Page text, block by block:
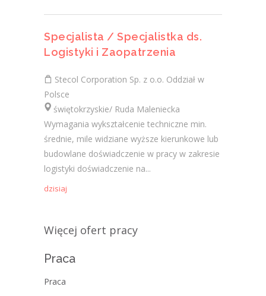
Specjalista / Specjalistka ds.
Logistyki i Zaopatrzenia
Stecol Corporation Sp. z o.o. Oddział w
Polsce
świętokrzyskie/ Ruda Maleniecka
Wymagania wykształcenie techniczne min.
średnie, mile widziane wyższe kierunkowe lub
budowlane doświadczenie w pracy w zakresie
logistyki doświadczenie na...
dzisiaj
Więcej ofert pracy
Praca
Praca